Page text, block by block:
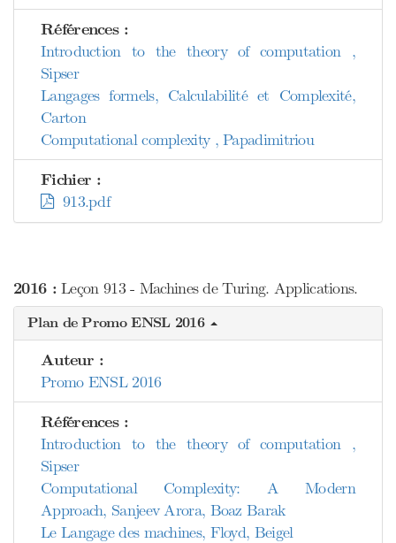
Références :
Introduction to the theory of computation ,
Sipser
Langages formels, Calculabilité et Complexité,
Carton
Computational complexity , Papadimitriou
Fichier :
913.pdf
2016 :Leçon 913 - Machines de Turing. Applications.
Plan de Promo ENSL 2016
Auteur :
Promo ENSL 2016
Références :
Introduction to the theory of computation ,
Sipser
Computational Complexity: A Modern
Approach, Sanjeev Arora, Boaz Barak
Le Langage des machines, Floyd, Beigel